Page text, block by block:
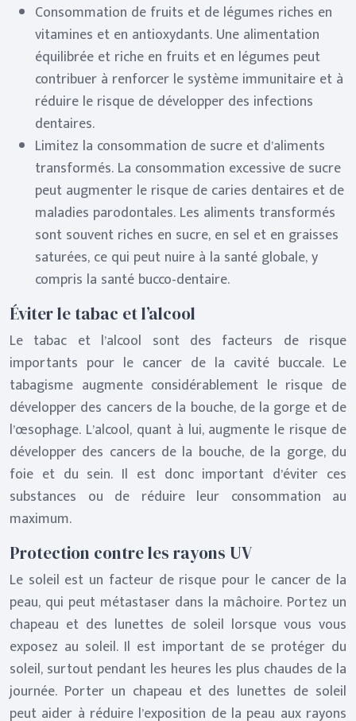
Consommation de fruits et de légumes riches en
vitamines et en antioxydants. Une alimentation
équilibrée et riche en fruits et en légumes peut
contribuer à renforcer le système immunitaire et à
réduire le risque de développer des infections
dentaires.
Limitez la consommation de sucre et d’aliments
transformés. La consommation excessive de sucre
peut augmenter le risque de caries dentaires et de
maladies parodontales. Les aliments transformés
sont souvent riches en sucre, en sel et en graisses
saturées, ce qui peut nuire à la santé globale, y
compris la santé bucco-dentaire.
Éviter le tabac et l’alcool
Le tabac et l’alcool sont des facteurs de risque
importants pour le cancer de la cavité buccale. Le
tabagisme augmente considérablement le risque de
développer des cancers de la bouche, de la gorge et de
l’œsophage. L’alcool, quant à lui, augmente le risque de
développer des cancers de la bouche, de la gorge, du
foie et du sein. Il est donc important d’éviter ces
substances ou de réduire leur consommation au
maximum.
Protection contre les rayons UV
Le soleil est un facteur de risque pour le cancer de la
peau, qui peut métastaser dans la mâchoire. Portez un
chapeau et des lunettes de soleil lorsque vous vous
exposez au soleil. Il est important de se protéger du
soleil, surtout pendant les heures les plus chaudes de la
journée. Porter un chapeau et des lunettes de soleil
peut aider à réduire l’exposition de la peau aux rayons